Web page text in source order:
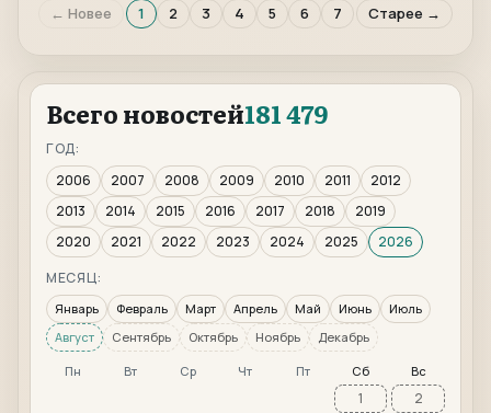
← Новее 1 2 3 4 5 6 7 Старее →
Всего новостей181 479
ГОД:
2006
2007 2008 2009 2010 2011
2012
2013
2014 2015 2016 2017 2018
2019
2020
2021 2022 2023 2024 2025
2026
МЕСЯЦ:
Январь Февраль Март Апрель Май Июнь
Июль
Август
Сентябрь Октябрь Ноябрь Декабрь
Пн Вт Ср Чт Пт Сб Вс
1
2